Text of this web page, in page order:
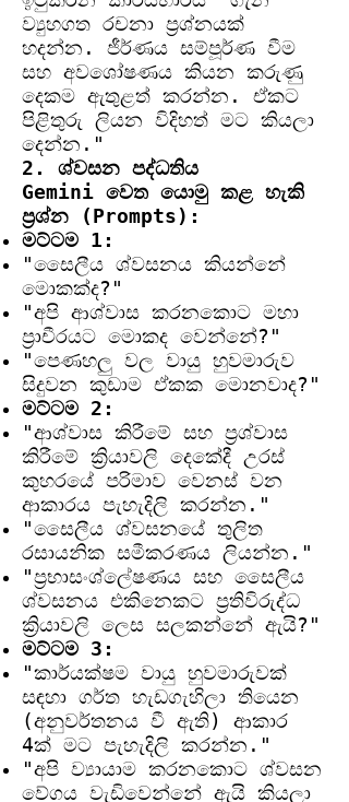
ව්‍යුහගත රචනා ප්‍රශ්නයක්
හදන්න. ජීර්ණය සම්පූර්ණ වීම
සහ අවශෝෂණය කියන කරුණු
දෙකම ඇතුළත් කරන්න. ඒකට
පිළිතුරු ලියන විදිහත් මට කියලා
දෙන්න."
2. ශ්වසන පද්ධතිය
Gemini වෙත යොමු කළ හැකි
ප්‍රශ්න (Prompts):
මට්ටම 1:
"සෛලීය ශ්වසනය කියන්නේ
මොකක්ද?"
"අපි ආශ්වාස කරනකොට මහා
ප්‍රාචීරයට මොකද වෙන්නේ?"
"පෙණහලු වල වායු හුවමාරුව
සිදුවන කුඩාම ඒකක මොනවාද?"
මට්ටම 2:
"ආශ්වාස කිරීමේ සහ ප්‍රශ්වාස
කිරීමේ ක්‍රියාවලි දෙකේදී උරස්
කුහරයේ පරිමාව වෙනස් වන
ආකාරය පැහැදිලි කරන්න."
"සෛලීය ශ්වසනයේ තුලිත
රසායනික සමීකරණය ලියන්න."
"ප්‍රභාසංශ්ලේෂණය සහ සෛලීය
ශ්වසනය එකිනෙකට ප්‍රතිවිරුද්ධ
ක්‍රියාවලි ලෙස සලකන්නේ ඇයි?"
මට්ටම 3:
"කාර්යක්ෂම වායු හුවමාරුවක්
සඳහා ගර්ත හැඩගැහිලා තියෙන
(අනුවර්තනය වී ඇති) ආකාර
4ක් මට පැහැදිලි කරන්න."
"අපි ව්‍යායාම කරනකොට ශ්වසන
වේගය වැඩිවෙන්නේ ඇයි කියලා